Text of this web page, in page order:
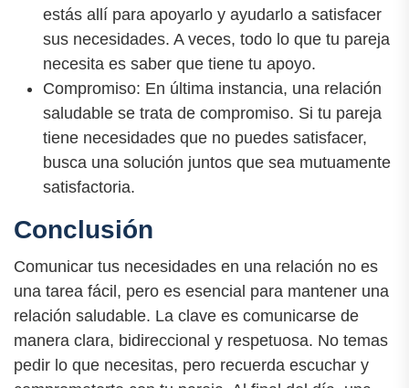
estás allí para apoyarlo y ayudarlo a satisfacer
sus necesidades. A veces, todo lo que tu pareja
necesita es saber que tiene tu apoyo.
Compromiso: En última instancia, una relación
saludable se trata de compromiso. Si tu pareja
tiene necesidades que no puedes satisfacer,
busca una solución juntos que sea mutuamente
satisfactoria.
Conclusión
Comunicar tus necesidades en una relación no es
una tarea fácil, pero es esencial para mantener una
relación saludable. La clave es comunicarse de
manera clara, bidireccional y respetuosa. No temas
pedir lo que necesitas, pero recuerda escuchar y